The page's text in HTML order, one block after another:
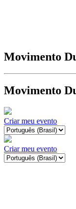
Movimento
Movimento
Criar meu evento
Criar meu evento